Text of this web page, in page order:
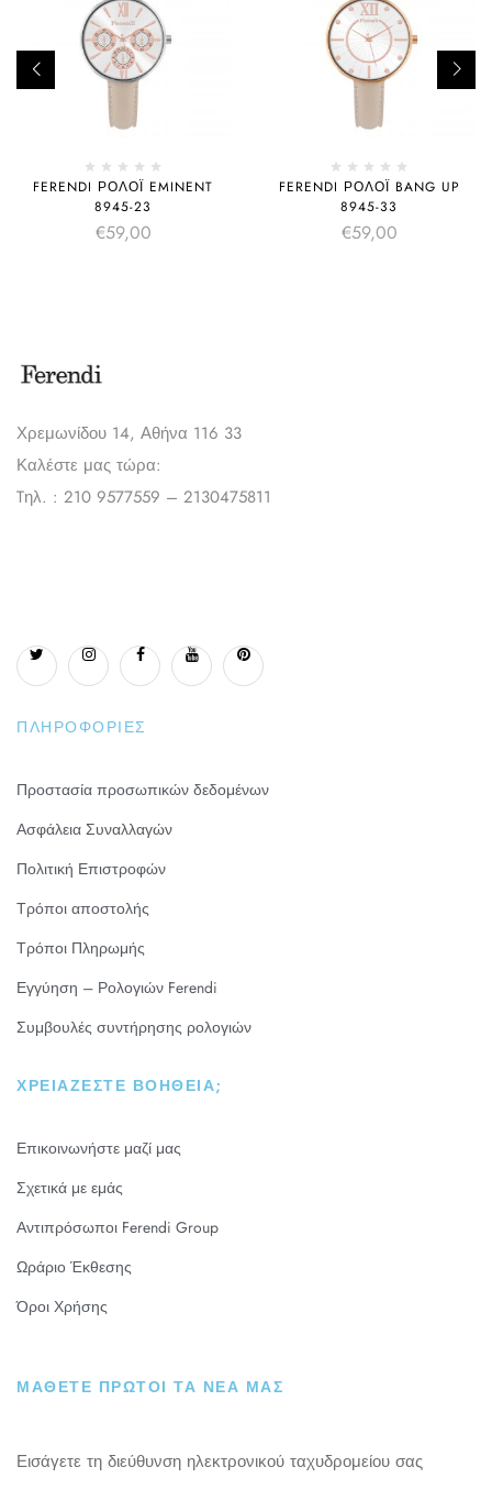
FERENDI ΡΟΛΌΙ EMINENT
8945-23
€59,00
FERENDI ΡΟΛΌΙ BANG UP
8945-33
€59,00
Χρεμωνίδου 14, Αθήνα 116 33
Καλέστε μας τώρα:
Tηλ. : 210 9577559 – 2130475811
ΠΛΗΡΟΦΟΡΊΕΣ
Προστασία προσωπικών δεδομένων
Ασφάλεια Συναλλαγών
Πολιτική Επιστροφών
Τρόποι αποστολής
Τρόποι Πληρωμής
Εγγύηση – Ρολογιών Ferendi
Συμβουλές συντήρησης ρολογιών
ΧΡΕΙΆΖΕΣΤΕ ΒΟΉΘΕΙΑ;
Επικοινωνήστε μαζί μας
Σχετικά με εμάς
Αντιπρόσωποι Ferendi Group
Ωράριο Έκθεσης
Όροι Χρήσης
ΜΑΘΕΤΕ ΠΡΩΤΟΙ ΤΑ ΝΕΑ ΜΑΣ
Εισάγετε τη διεύθυνση ηλεκτρονικού ταχυδρομείου σας